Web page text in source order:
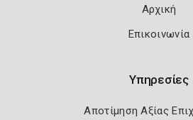
Αρχική
Επικοινωνία
Υπηρεσίες
Αποτίμηση Αξίας